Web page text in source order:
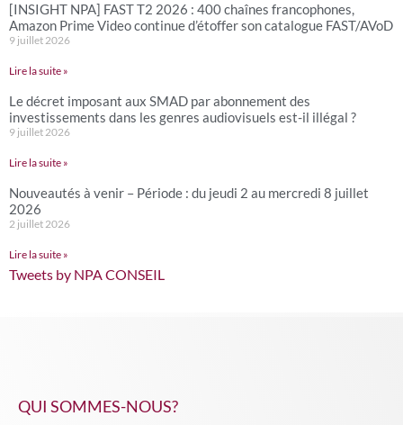
[INSIGHT NPA] FAST T2 2026 : 400 chaînes francophones,
Amazon Prime Video continue d’étoffer son catalogue FAST/AVoD
9 juillet 2026
Lire la suite »
Le décret imposant aux SMAD par abonnement des
investissements dans les genres audiovisuels est-il illégal ?
9 juillet 2026
Lire la suite »
Nouveautés à venir – Période : du jeudi 2 au mercredi 8 juillet
2026
2 juillet 2026
Lire la suite »
Tweets by NPA CONSEIL
QUI SOMMES-NOUS?